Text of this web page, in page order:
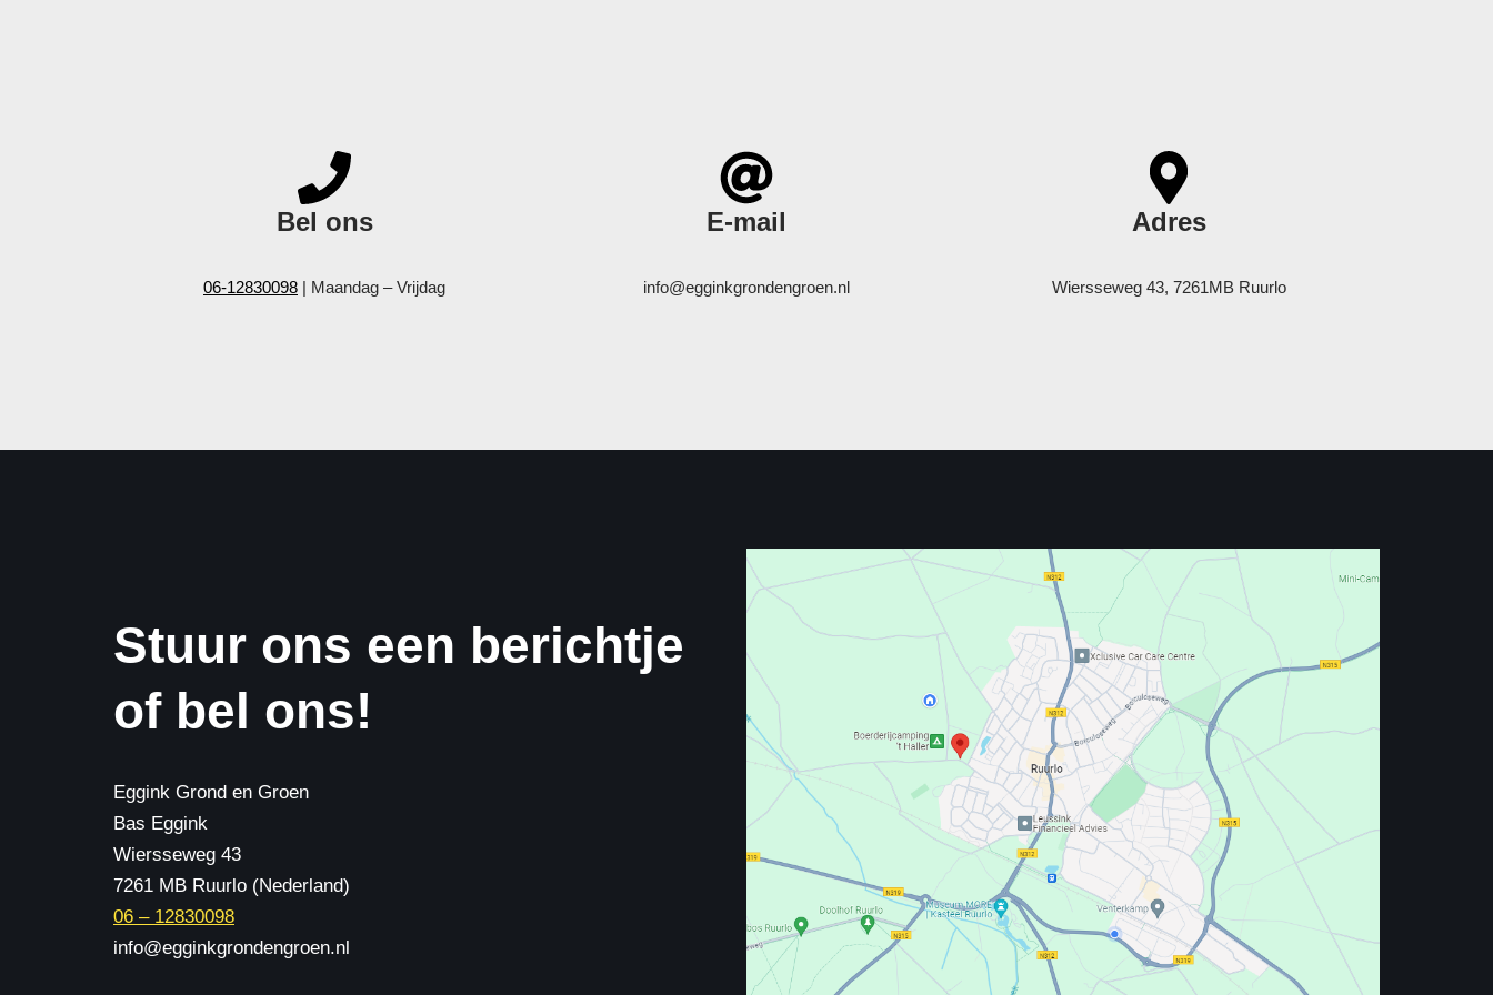
Bel ons
06-12830098 | Maandag – Vrijdag
E-mail
info@egginkgrondengroen.nl
Adres
Wiersseweg 43, 7261MB Ruurlo
Stuur ons een berichtje
of bel ons!
Eggink Grond en Groen
Bas Eggink
Wiersseweg 43
7261 MB Ruurlo (Nederland)
06 – 12830098
info@egginkgrondengroen.nl